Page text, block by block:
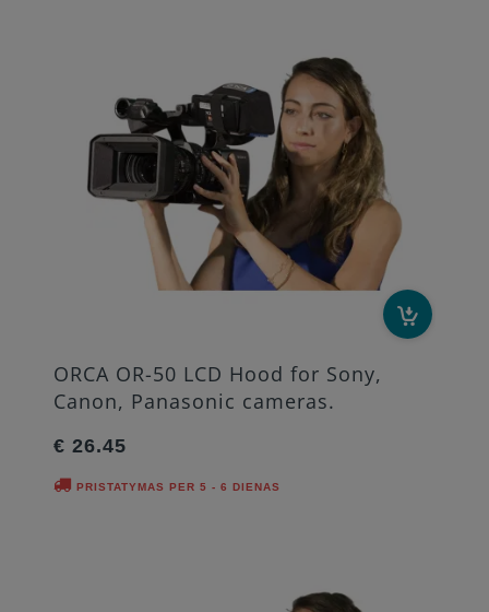
ORCA OR-50 LCD Hood for Sony,
Canon, Panasonic cameras.
€ 26.45
PRISTATYMAS PER 5 - 6 DIENAS